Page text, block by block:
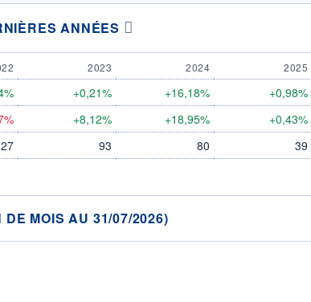
ANNÉES
2023 2024
2025
+0,21% +16,18% +0,98%
+8,12% +18,95% +0,43%
27 93 80 39
MOIS AU 31/07/2026)